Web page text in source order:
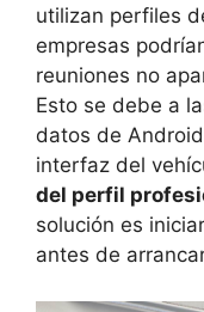
utilizan perfiles
empresas
reuniones no
Esto se debe a
datos de
interfaz del
del perfil
solución es
antes de